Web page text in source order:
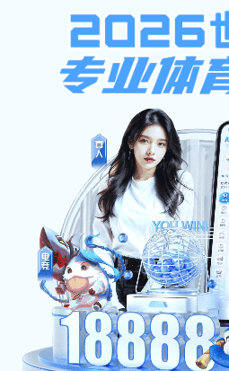
注册送58体验金
注册游戏送58元
注册送58体验金无需申
元体验金: 学校公告
首页--学校公告--正文
注册送58体验金无需申请,新人注
送58体验金无需申请,新人注册游